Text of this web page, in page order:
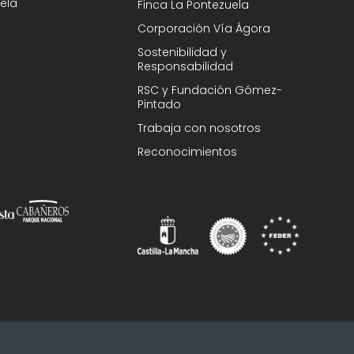
Finca La Pontezuela
Corporación Vía Ágora
Sostenibilidad y
Responsabilidad
RSC y Fundación Gómez-
Pintado
Trabaja con nosotros
Reconocimientos